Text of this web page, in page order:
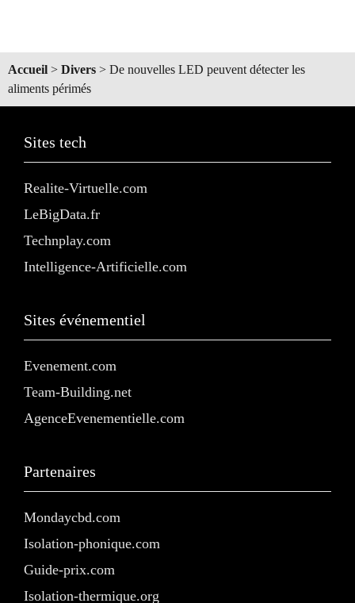
Accueil > Divers > De nouvelles LED peuvent détecter les
aliments périmés
Sites tech
Realite-Virtuelle.com
LeBigData.fr
Technplay.com
Intelligence-Artificielle.com
Sites événementiel
Evenement.com
Team-Building.net
AgenceEvenementielle.com
Partenaires
Mondaycbd.com
Isolation-phonique.com
Guide-prix.com
Isolation-thermique.org